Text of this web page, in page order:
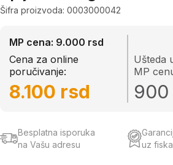
Šifra proizvoda: 0003000042
MP cena: 9.000 rsd
Cena za online
poručivanje:
8.100 rsd
Ušteda
MP
900
Besplatna isporuka
na Vašu adresu
uz